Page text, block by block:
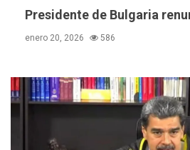
Presidente de Bulgaria
enero 20, 2026 586